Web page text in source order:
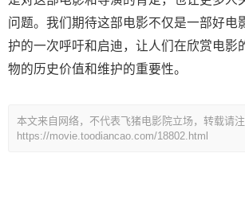
问题。我们期待这部电影不仅是一部好电
护的一次呼吁和启迪，让人们在欣赏电影
物的历史价值和维护的重要性。
本文来自网络，不代表飞猪电影院立场，转载请注
https://movie.toodiancao.com/18802.html